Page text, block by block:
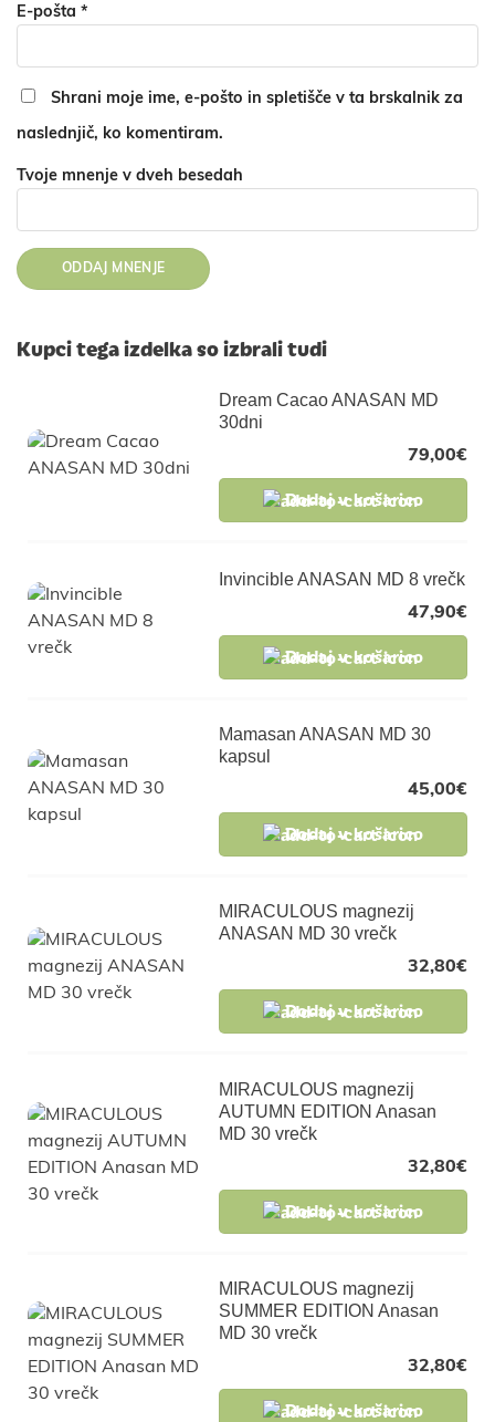
E-pošta *
Shrani moje ime, e-pošto in spletišče v ta brskalnik za
naslednjič, ko komentiram.
Tvoje mnenje v dveh besedah
Kupci tega izdelka so izbrali tudi
Dream Cacao ANASAN MD
30dni
79,00€
Dodaj v košarico
Invincible ANASAN MD 8 vrečk
47,90€
Dodaj v košarico
Mamasan ANASAN MD 30
kapsul
45,00€
Dodaj v košarico
MIRACULOUS magnezij
ANASAN MD 30 vrečk
32,80€
Dodaj v košarico
MIRACULOUS magnezij
AUTUMN EDITION Anasan
MD 30 vrečk
32,80€
Dodaj v košarico
MIRACULOUS magnezij
SUMMER EDITION Anasan
MD 30 vrečk
32,80€
Dodaj v košarico